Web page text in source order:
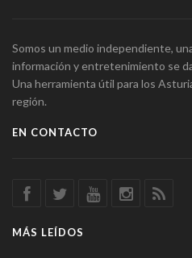
Somos un medio independiente,
información y entretenimiento se
Una herramienta útil para los
región.
EN CONTACTO
MÁS LEÍDOS